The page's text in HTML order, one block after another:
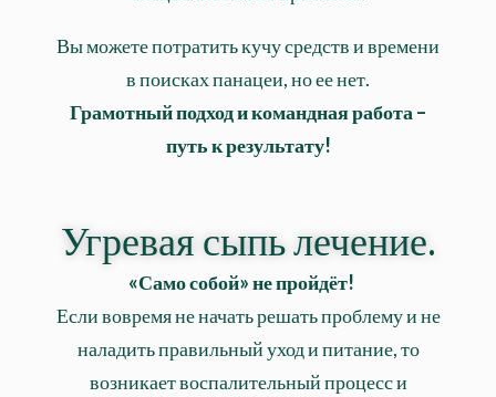
Вы можете потратить кучу средств и времени
в поисках панацеи, но ее нет.
Грамотный подход и командная работа –
путь к результату!
Угревая сыпь лечение.
«Само собой» не пройдёт!⠀
Если вовремя не начать решать проблему и не
наладить правильный уход и питание, то
возникает воспалительный процесс и